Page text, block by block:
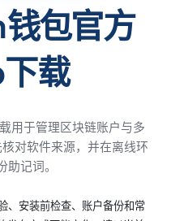
包官方
载
于管理区块链账户与多
对软件来源，并在离线环
助记词。
安装前检查、账户备份和常